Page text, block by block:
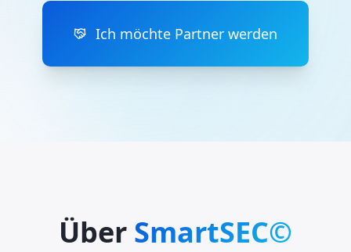
Ich möchte Partner werden
Über SmartSEC©